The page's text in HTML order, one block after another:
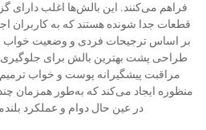
فراهم می‌کنند. این بالش‌ها اغلب دارای
قطعات جدا شونده هستند که به کاربران
بر اساس ترجیحات فردی و وضعیت
طراحی پشت بهترین بالش برای جلوگیری
مراقبت پیشگیرانه پوست و خواب
منظوره ایجاد می‌کند که به‌طور همزمان
در عین حال دوام و عملکرد